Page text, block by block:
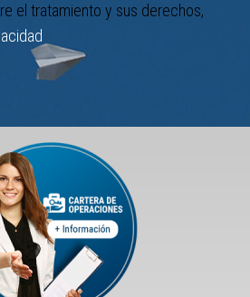
el tratamiento y sus derechos,